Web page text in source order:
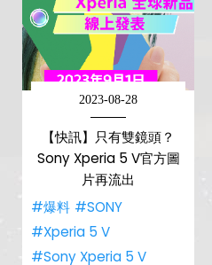
2023-08-28
【快訊】只有雙鏡頭？
Sony Xperia 5 V官方圖
片再流出
#爆料 #SONY
#Xperia 5 V
#Sony Xperia 5 V